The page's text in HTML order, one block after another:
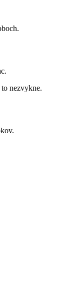
nezvykne.